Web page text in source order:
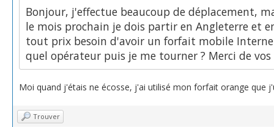
Bonjour, j'effectue beaucoup de déplacement,
le mois prochain je dois partir en Angleterre et
tout prix besoin d'avoir un forfait mobile
quel opérateur puis je me tourner ? Merci de
Moi quand j'étais ne écosse, j'ai utilisé mon forfait orange que
Trouver